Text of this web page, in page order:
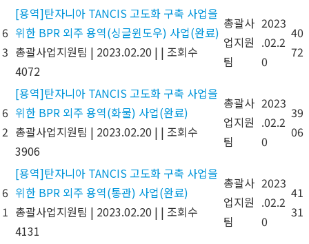
6
3
[용역]탄자니아 TANCIS 고도화 구축 사업을
위한 BPR 외주 용역(싱글윈도우) 사업(완료)
총괄사업지원팀 | 2023.02.20 | | 조회수
4072
총괄사
업지원
팀
2023
.02.2
0
40
72
6
2
[용역]탄자니아 TANCIS 고도화 구축 사업을
위한 BPR 외주 용역(화물) 사업(완료)
총괄사업지원팀 | 2023.02.20 | | 조회수
3906
총괄사
업지원
팀
2023
.02.2
0
39
06
6
1
[용역]탄자니아 TANCIS 고도화 구축 사업을
위한 BPR 외주 용역(통관) 사업(완료)
총괄사업지원팀 | 2023.02.20 | | 조회수
4131
총괄사
업지원
팀
2023
.02.2
0
41
31